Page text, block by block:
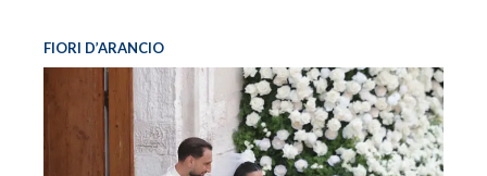
FIORI D’ARANCIO